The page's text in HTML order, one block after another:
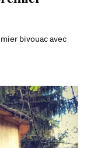
bivouac avec